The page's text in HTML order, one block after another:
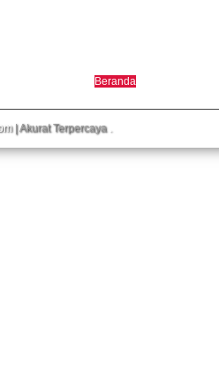
Beranda
| Akurat Terpercaya